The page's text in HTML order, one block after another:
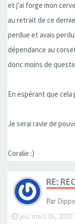
et j'ai forge mon
au retrait de ce
perdue et avais
dépendance au
donc moins de
En espérant que cela
Je serai ravie de
Coralie :)
RE:
Par
-
jeu. mars 05, 2020